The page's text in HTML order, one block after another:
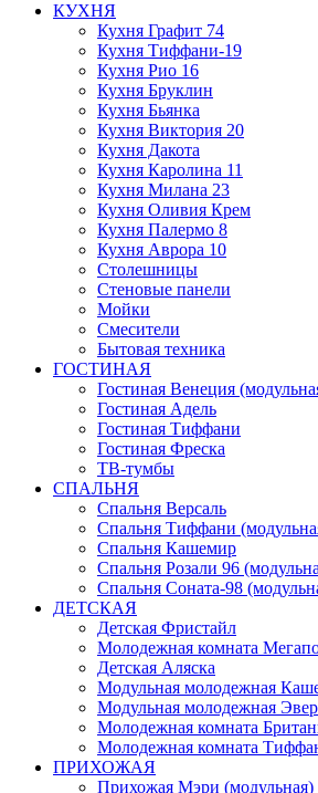
КУХНЯ
Кухня Графит 74
Кухня Тиффани-19
Кухня Рио 16
Кухня Бруклин
Кухня Бьянка
Кухня Виктория 20
Кухня Дакота
Кухня Каролина 11
Кухня Милана 23
Кухня Оливия Крем
Кухня Палермо 8
Кухня Аврора 10
Столешницы
Стеновые панели
Мойки
Смесители
Бытовая техника
ГОСТИНАЯ
Гостиная Венеция
Гостиная Адель
Гостиная Тиффани
Гостиная Фреска
ТВ-тумбы
СПАЛЬНЯ
Спальня Версаль
Спальня Тиффани
Спальня Кашемир
Спальня Розали 96
Спальня Соната-98
ДЕТСКАЯ
Детская Фристайл
Молодежная комната
Детская Аляска
Модульная молодежная
Модульная молодежная
Молодежная комната
Молодежная комната
ПРИХОЖАЯ
Прихожая Мэри (модульная)